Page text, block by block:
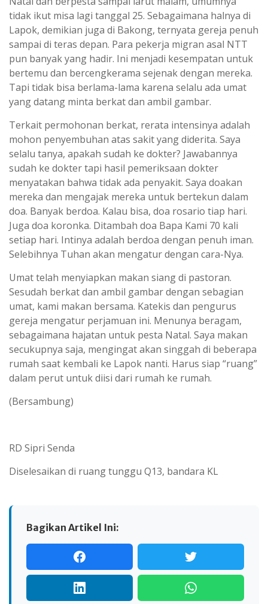
tidak ikut misa lagi tanggal 25. Sebagaimana halnya di
Lapok, demikian juga di Bakong, ternyata gereja penuh
sampai di teras depan. Para pekerja migran asal NTT
pun banyak yang hadir. Ini menjadi kesempatan untuk
bertemu dan bercengkerama sejenak dengan mereka.
Tapi tidak bisa berlama-lama karena selalu ada umat
yang datang minta berkat dan ambil gambar.
Terkait permohonan berkat, rerata intensinya adalah
mohon penyembuhan atas sakit yang diderita. Saya
selalu tanya, apakah sudah ke dokter? Jawabannya
sudah ke dokter tapi hasil pemeriksaan dokter
menyatakan bahwa tidak ada penyakit. Saya doakan
mereka dan mengajak mereka untuk bertekun dalam
doa. Banyak berdoa. Kalau bisa, doa rosario tiap hari.
Juga doa koronka. Ditambah doa Bapa Kami 70 kali
setiap hari. Intinya adalah berdoa dengan penuh iman.
Selebihnya Tuhan akan mengatur dengan cara-Nya.
Umat telah menyiapkan makan siang di pastoran.
Sesudah berkat dan ambil gambar dengan sebagian
umat, kami makan bersama. Katekis dan pengurus
gereja mengatur perjamuan ini. Menunya beragam,
sebagaimana hajatan untuk pesta Natal. Saya makan
secukupnya saja, mengingat akan singgah di beberapa
rumah saat kembali ke Lapok nanti. Harus siap “ruang”
dalam perut untuk diisi dari rumah ke rumah.
(Bersambung)
RD Sipri Senda
Diselesaikan di ruang tunggu Q13, bandara KL
Bagikan Artikel Ini: